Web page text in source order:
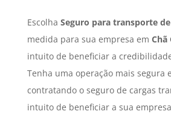
Escolha Seguro para transporte
medida para sua empresa em Chã
intuito de beneficiar a
Tenha uma operação mais segura
contratando o seguro de cargas
intuito de beneficiar a sua